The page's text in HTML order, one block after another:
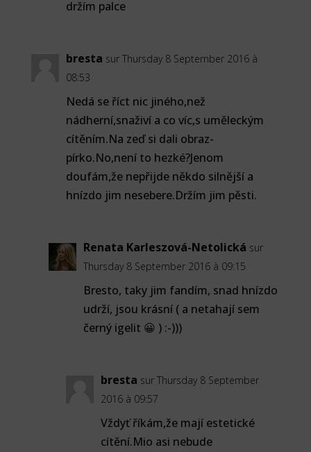
držím palce
bresta sur Thursday 8 September 2016 à
08:53
Nedá se říct nic jiného,než
nádherní,snaživí a co víc,s uměleckým
cítěním.Na zeď si dali obraz-
pírko.No,není to hezké?Jenom
doufám,že nepřijde někdo silnější a
hnízdo jim nesebere.Držím jim pěsti.
Renata Karleszová-Netolická sur
Thursday 8 September 2016 à 09:15
Bresto, taky jim fandím, snad hnízdo
udrží, jsou krásní ( a netahají sem
černý igelit 😀 ) :-)))
bresta sur Thursday 8 September
2016 à 09:57
Vždyť říkám,že mají estetické
cítění.Mio asi nebude